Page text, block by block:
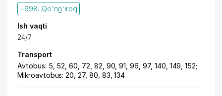
+998...Qo'ng'iroq
Ish vaqti
24/7
Transport
Avtobus: 5, 52, 60, 72, 82, 90, 91, 96, 97, 140, 149, 152;
Mikroavtobus: 20, 27, 80, 83, 134